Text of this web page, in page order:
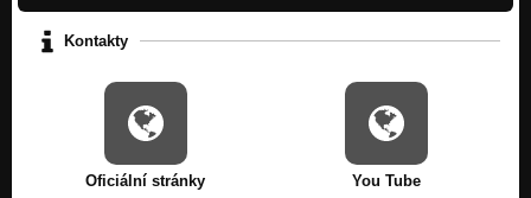
Pokušení (ukázka)
Nezařazeno
Nezařazeno
Schůzka naslepo (ukázka)
Nezařazeno
Kontakty
Oficiální stránky You Tube